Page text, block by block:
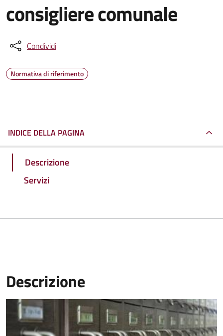
consigliere comunale
Condividi
Normativa di riferimento
INDICE DELLA PAGINA
Descrizione
Servizi
Descrizione